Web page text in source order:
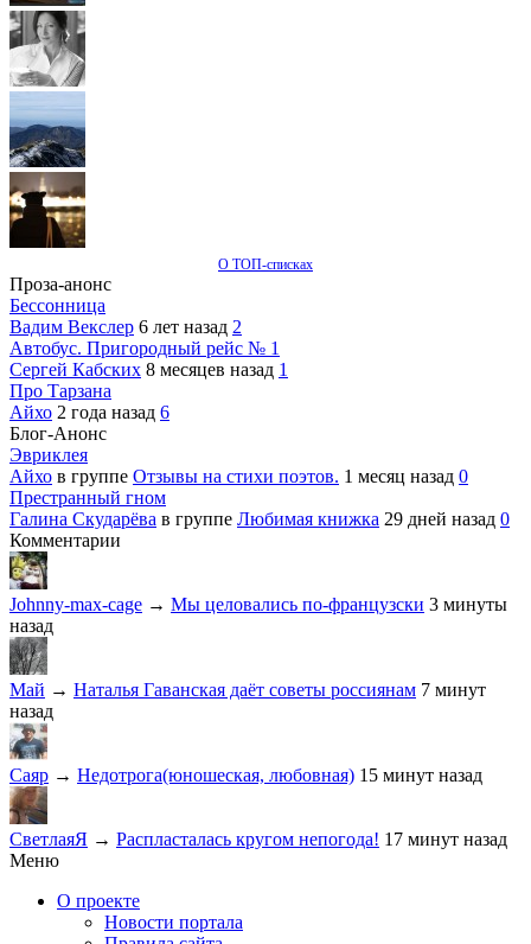
О ТОП-списках
Проза-анонс
Бессонница
Вадим Векслер 6 лет назад 2
Автобус. Пригородный рейс № 1
Сергей Кабских 8 месяцев назад 1
Про Тарзана
Айхо 2 года назад 6
Блог-Анонс
Эвриклея
Айхо в группе Отзывы на стихи поэтов. 1 месяц назад 0
Престранный гном
Галина Скударёва в группе Любимая книжка 29 дней назад 0
Комментарии
Johnny-max-cage → Мы целовались по-французски 3 минуты
назад
Май → Наталья Гаванская даёт советы россиянам 7 минут
назад
Саяр → Недотрога(юношеская, любовная) 15 минут назад
СветлаяЯ → Распласталась кругом непогода! 17 минут назад
Меню
О проекте
Новости портала